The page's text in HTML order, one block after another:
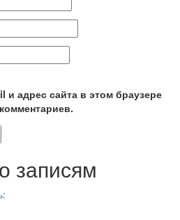
и адрес сайта в этом браузере
записям